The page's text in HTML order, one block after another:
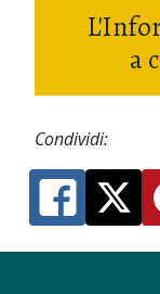
a
Condividi: